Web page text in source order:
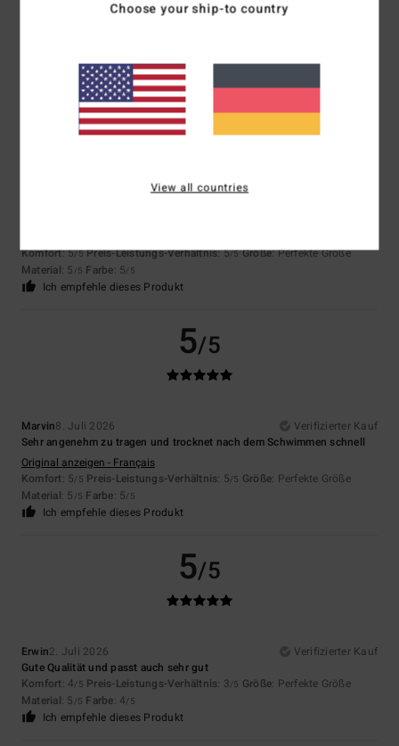
Ich empfehle dieses Produkt
5 /5
Komfort: 5/5 Preis-Leistungs-Verhältnis: 5/5 Größe: Perfekte Größe
Material: 5 /5 Farbe: 5/5
Ich empfehle dieses Produkt
5/5
Marvin8. Juli 2026
Verifizierter Kauf
Sehr angenehm zu tragen und trocknet nach dem Schwimmen schnell
Original anzeigen - Français
Komfort: 5/5 Preis-Leistungs-Verhältnis: 5/5 Größe: Perfekte Größe
Material: 5 /5 Farbe: 5/5
Ich empfehle dieses Produkt
5/5
Erwin2. Juli 2026
Verifizierter Kauf
Gute Qualität und passt auch sehr gut
Komfort: 4/5 Preis-Leistungs-Verhältnis: 3/5 Größe: Perfekte Größe
Material: 5 /5 Farbe: 4/5
Ich empfehle dieses Produkt
Choose your ship-to country
View all countries